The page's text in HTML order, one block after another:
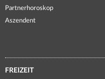
Partnerhoroskop
Aszendent
FREIZEIT